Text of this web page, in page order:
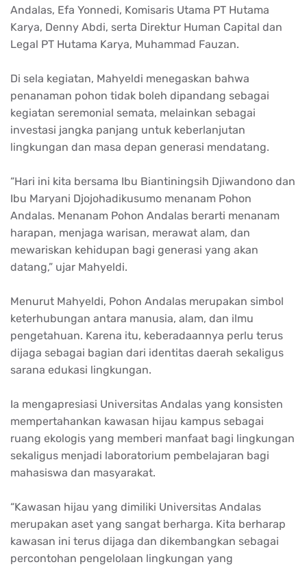
Andalas, Efa Yonnedi, Komisaris Utama PT Hutama
Karya, Denny Abdi, serta Direktur Human Capital dan
Legal PT Hutama Karya, Muhammad Fauzan.
Di sela kegiatan, Mahyeldi menegaskan bahwa
penanaman pohon tidak boleh dipandang sebagai
kegiatan seremonial semata, melainkan sebagai
investasi jangka panjang untuk keberlanjutan
lingkungan dan masa depan generasi mendatang.
“Hari ini kita bersama Ibu Biantiningsih Djiwandono dan
Ibu Maryani Djojohadikusumo menanam Pohon
Andalas. Menanam Pohon Andalas berarti menanam
harapan, menjaga warisan, merawat alam, dan
mewariskan kehidupan bagi generasi yang akan
datang,” ujar Mahyeldi.
Menurut Mahyeldi, Pohon Andalas merupakan simbol
keterhubungan antara manusia, alam, dan ilmu
pengetahuan. Karena itu, keberadaannya perlu terus
dijaga sebagai bagian dari identitas daerah sekaligus
sarana edukasi lingkungan.
Ia mengapresiasi Universitas Andalas yang konsisten
mempertahankan kawasan hijau kampus sebagai
ruang ekologis yang memberi manfaat bagi lingkungan
sekaligus menjadi laboratorium pembelajaran bagi
mahasiswa dan masyarakat.
“Kawasan hijau yang dimiliki Universitas Andalas
merupakan aset yang sangat berharga. Kita berharap
kawasan ini terus dijaga dan dikembangkan sebagai
percontohan pengelolaan lingkungan yang